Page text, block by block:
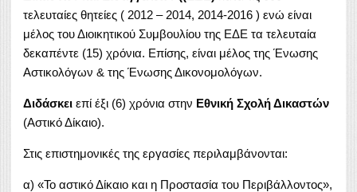
τελευταίες θητείες ( 2012 – 2014, 2014-2016 ) ενώ είναι
μέλος του Διοικητικού Συμβουλίου της ΕΔΕ τα τελευταία
δεκαπέντε (15) χρόνια. Επίσης, είναι μέλος της Ένωσης
Αστικολόγων & της Ένωσης Δικονομολόγων.
Διδάσκει επί έξι (6) χρόνια στην Εθνική Σχολή Δικαστών
(Αστικό Δίκαιο).
Στις επιστημονικές της εργασίες περιλαμβάνονται:
α) «Το αστικό Δίκαιο και η Προστασία του Περιβάλλοντος»,